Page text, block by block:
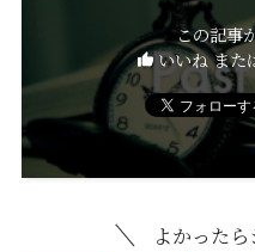
この記事
いいね また
よかったら